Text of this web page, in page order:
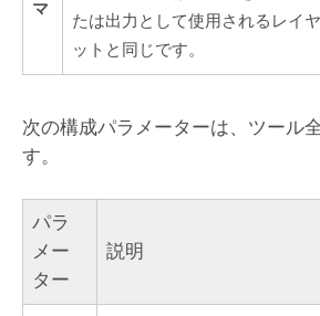
マ
たは出力として使用されるレイ
ットと同じです。
次の構成パラメーターは、ツール
す。
パラ
メー
ター
説明